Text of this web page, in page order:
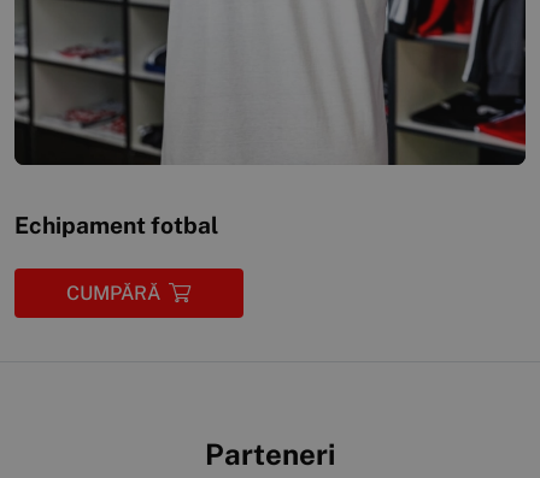
Echipament fotbal
CUMPĂRĂ
Parteneri